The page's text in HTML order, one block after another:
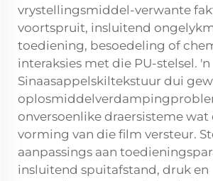
vrystellingsmiddel-verwante
voortspruit, insluitend
toediening, besoedeling of
interaksies met die PU-stelsel. 'n
Sinaasappelskiltekstuur dui
onversoenlike draersisteme
vorming van die film versteur.
aanpassings aan
insluitend spuitafstand, druk en